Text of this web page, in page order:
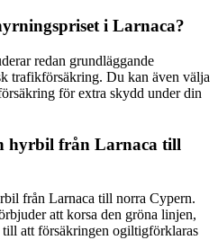
i Larnaca?
redan grundläggande
trafikförsäkring. Du kan även välja
för extra skydd under din
hyrbil från Larnaca till
från Larnaca till norra Cypern.
att korsa den gröna linjen,
att försäkringen ogiltigförklaras